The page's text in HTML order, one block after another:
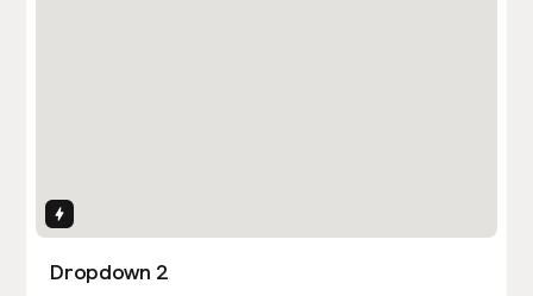
Dropdown 2